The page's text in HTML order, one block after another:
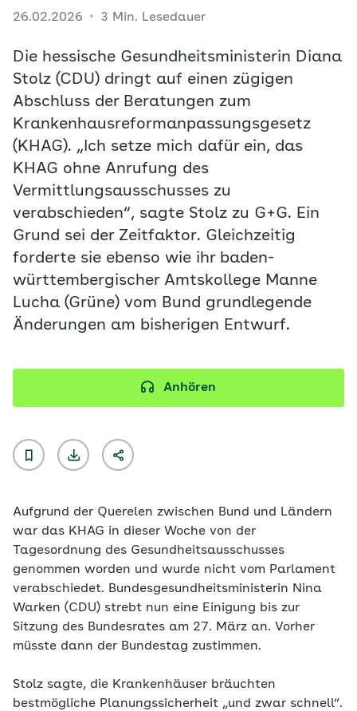
26.02.2026 3 Min. Lesedauer
Die hessische Gesundheitsministerin Diana
Stolz (CDU) dringt auf einen zügigen
Abschluss der Beratungen zum
Krankenhausreformanpassungsgesetz
(KHAG). „Ich setze mich dafür ein, das
KHAG ohne Anrufung des
Vermittlungsausschusses zu
verabschieden“, sagte Stolz zu G+G. Ein
Grund sei der Zeitfaktor. Gleichzeitig
forderte sie ebenso wie ihr baden-
württembergischer Amtskollege Manne
Lucha (Grüne) vom Bund grundlegende
Änderungen am bisherigen Entwurf.
Anhören
Aufgrund der Querelen zwischen Bund und Ländern
war das KHAG in dieser Woche von der
Tagesordnung des Gesundheitsausschusses
genommen worden und wurde nicht vom Parlament
verabschiedet. Bundesgesundheitsministerin Nina
Warken (CDU) strebt nun eine Einigung bis zur
Sitzung des Bundesrates am 27. März an. Vorher
müsste dann der Bundestag zustimmen.
Stolz sagte, die Krankenhäuser bräuchten
bestmögliche Planungssicherheit „und zwar schnell“.